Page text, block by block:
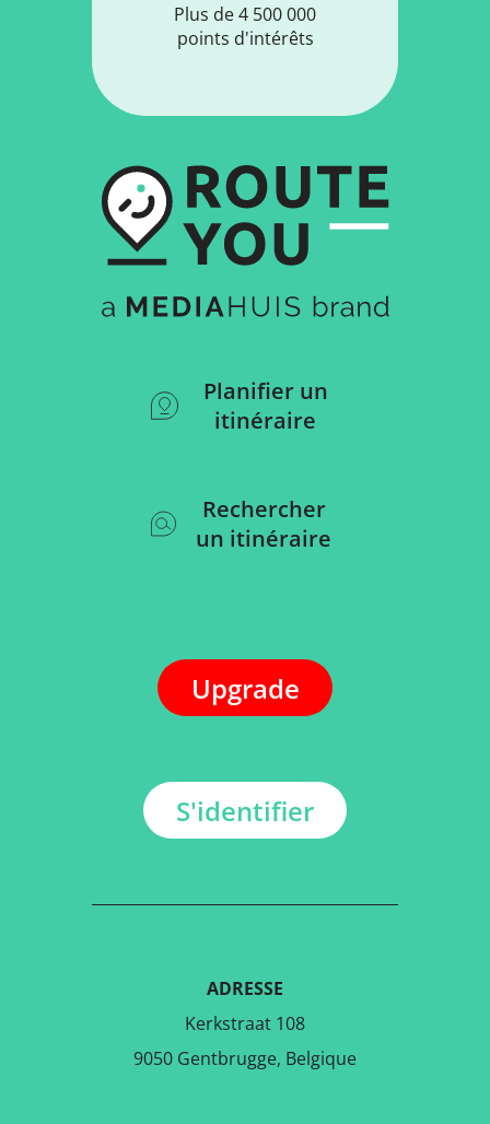
Plus de 4 500 000
points d'intérêts
Planifier un
itinéraire
Rechercher
un itinéraire
Upgrade
S'identifier
ADRESSE
Kerkstraat 108
9050 Gentbrugge, Belgique